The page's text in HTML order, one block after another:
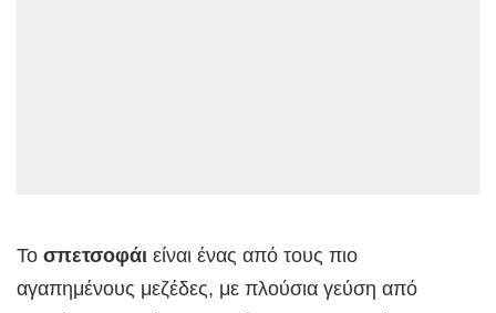
Το σπετσοφάι είναι ένας από τους πιο
αγαπημένους μεζέδες, με πλούσια γεύση από